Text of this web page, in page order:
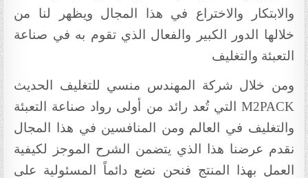
والابتكار والاختراع في هذا المجال ويظهر لنا من
خلالها الدور الكبير والفعال الذي تقوم به في صناعة
التعبئة والتغليف
ومن خلال شركة المهندس منسي للتغليف الحديث
M2PACK التي تُعد رائد من أولى رواد صناعة التعبئة
والتغليف في العالم ومن المنافسين في هذا المجال
نقدم عرضنا هذا الذي يتضمن الشرح الموجز لكيفية
العمل بهذا المنتج فنحن نضع دائماً المسئولية على